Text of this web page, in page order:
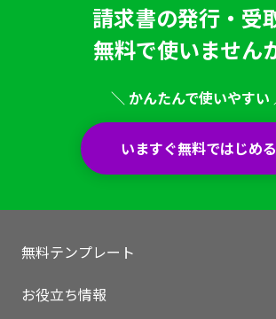
請求書の発行・受
無料で使いません
＼ かんたんで使いやすい
いますぐ無料ではじめる
無料テンプレート
お役立ち情報